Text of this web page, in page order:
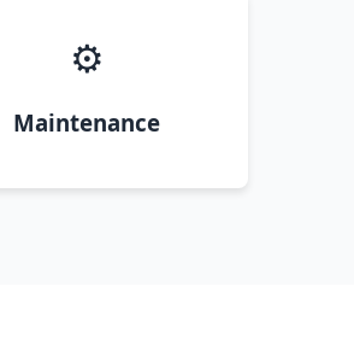
⚙️
Maintenance